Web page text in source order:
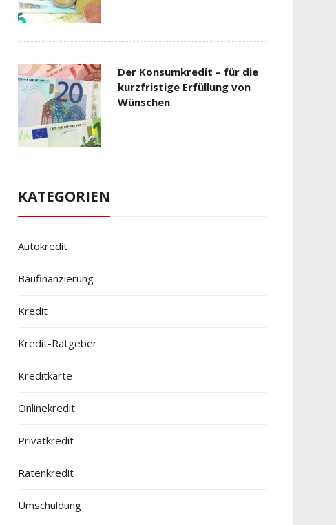
Der Konsumkredit – für die
kurzfristige Erfüllung von
Wünschen
KATEGORIEN
Autokredit
Baufinanzierung
Kredit
Kredit-Ratgeber
Kreditkarte
Onlinekredit
Privatkredit
Ratenkredit
Umschuldung